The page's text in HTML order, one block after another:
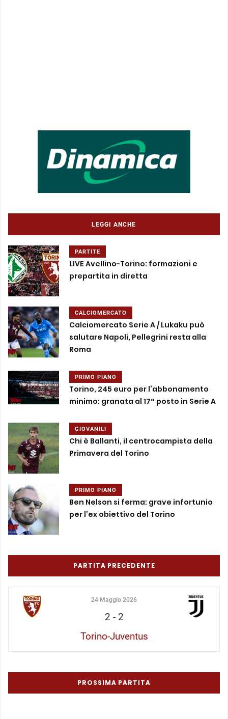
LEGGI ANCHE
PARTITE
LIVE Avellino-Torino: formazioni e
prepartita in diretta
CALCIOMERCATO
Calciomercato Serie A / Lukaku può
salutare Napoli, Pellegrini resta alla
Roma
PRIMO PIANO
Torino, 245 euro per l’abbonamento
minimo: granata al 17° posto in Serie A
GIOVANILI
Chi è Ballanti, il centrocampista della
Primavera del Torino
PRIMO PIANO
Ben Nelson si ferma: grave infortunio
per l’ex obiettivo del Torino
PARTITA PRECEDENTE
24 Maggio 2026
2 - 2
Torino-Juventus
PROSSIMA PARTITA